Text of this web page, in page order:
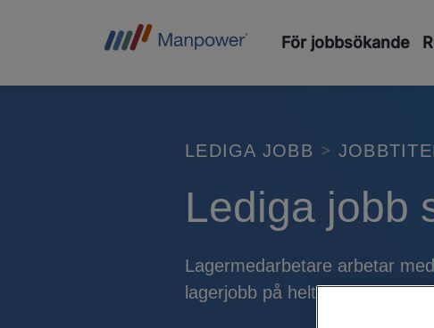
För jobbsökande
LEDIGA JOBB
Lediga jobb
Lagermedarbetare arbetar
lagerjobb på heltid, deltid eller